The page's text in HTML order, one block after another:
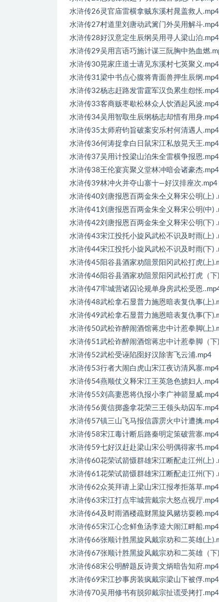
水浒传26灵官庙雷横拿贼东溪村晁盖救人.mp4
水浒传27村道里刘唐动武篱门外吴用解斗.mp4
水浒传28好汉意定生辰纲吴用寻人梁山泊.mp4
水浒传29吴用言语巧施计谋三阮胸中热血燃
水浒传30晃家庄道士请见东溪村七英聚义.mp4
水浒传31梁中书点心腹将青面兽押生辰纲.mp4
水浒传32杨志赶路发雷霆军汉负累生怨怅.mp4
水浒传33客商贩枣歇松林众人饮酒起风波.mp4
水浒传34吴用智取生辰纲杨志却惜有用身.mp4
水浒传35太师府钧旨破案安乐村何清遇人.mp4
水浒传36何涛捉拿白日鼠宋江私放晃天王.mp4
水浒传37吴用计投梁山泊朱全雷横争报恩.mp4
水浒传38王伦宴宾聚义堂林冲暗会诸豪杰.mp4
水浒传39林冲火并夺山寨十—好汉排座次.mp4
水浒传40刘唐报恩百两金朱仝义释宋公明(上)
水浒传41刘唐报恩百两金朱全义释宋公明(中)
水浒传42刘唐报恩百两金朱全义释宋公明(下)
水浒传43宋江投托小旋风武松不识及时雨(上)
水浒传44宋江投托小旋风武松不识及时雨(下)
水浒传45阳谷县酒家劝阻景阳冈武松打虎(上
水浒传46阳谷县酒家劝阻景阳冈武松打虎（下
水浒传47牢城营诸囚论规单身房武松受恩
水浒传48武松拿石显普力施恩暗表复仇事(上
水浒传49武松拿石显普力施恩暗表复仇事(下
水浒传50武松诈醉闹酒馆蒋忠中计惹拳脚(上
水浒传51武松诈醉闹酒馆蒋忠中计惹拳脚（下
水浒传52武松受诬陷囹好汉除害飞云浦.mp4
水浒传53行者大闹白虎山宋江夜访清风寨.mp4
水浒传54燕顺仗义释宋江王英急色掳妇人.mp4
水浒传55刘高妻恩将仇报小李广神箭显威.mp4
水浒传56黄信掷盏拿花荣三王领头劫囚车.mp4
水浒传57镇三山飞马报信霹雳火中计遭擒.mp4
水浒传58宋江毒计断后路秦明定策破营寨.mp4
水浒传59七好汉赶赴梁山宋公明偶得家书.mp4
水浒传60花荣试箭慑群雄宋江断配走江州(上)
水浒传61花荣试箭慑群雄宋江断配走江州(下)
水浒传62众英拜请上梁山宋江报孝拒落草.mp4
水浒传63宋江打点牢城营戴宗大怒点视厅.mp4
水浒传64及时雨酒楼疏财黑旋风赌坊耍赖.mp4
水浒传65宋江心念鲜鱼汤李逵大闹江畔船.mp4
水浒传66张顺计胜黑旋风戴宗劝和二英雄(上
水浒传67张顺计胜黑旋风戴宗劝和二英雄（下
水浒传68宋公明醉题反诗黄文炳暗告知府.mp4
水浒传69宋江抄事房装疯戴宗梁山下被俘.mp4
水浒传70吴用修书有脱卯戴宗扯谎受拷打.mp4